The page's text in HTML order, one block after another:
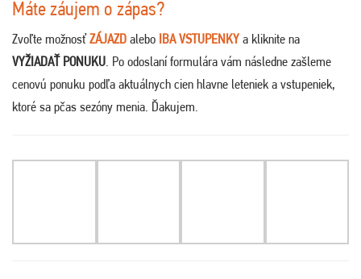
Máte záujem o zápas?
Zvoľte možnosťZÁJAZD alebo IBA VSTUPENKY a kliknite na
VYŽIADAŤ PONUKU. Po odoslaní formulára vám následne zašleme
cenovú ponuku podľa aktuálnych cien hlavne leteniek a vstupeniek,
ktoré sa pčas sezóny menia. Ďakujem.